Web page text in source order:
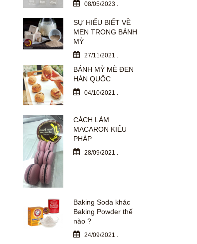
08/05/2023 .
SỰ HIỂU BIẾT VỀ
MEN TRONG BÁNH
MỲ
27/11/2021 .
BÁNH MỲ MÈ ĐEN
HÀN QUỐC
04/10/2021 .
CÁCH LÀM
MACARON KIỂU
PHÁP
28/09/2021 .
Baking Soda khác
Baking Powder thế
nào ?
24/09/2021 .